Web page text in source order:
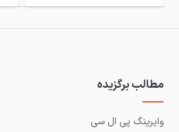
مطالب برگزیده
وایرینگ پی ال سی